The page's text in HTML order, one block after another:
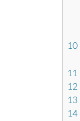
10
11
12
13
14